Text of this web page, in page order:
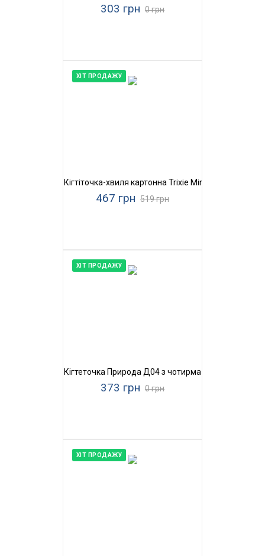
303 грн 0 грн
ХІТ ПРОДАЖУ
Кігтіточка-хвиля картонна Trixie Mimi Wave
467 грн 519 грн
ХІТ ПРОДАЖУ
Кігтеточка Природа Д04 з чотирма бубонами
373 грн 0 грн
ХІТ ПРОДАЖУ